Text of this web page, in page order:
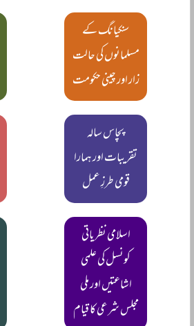
سنکیانگ کے
مسلمانوں کی حالت
زار اور چینی حکومت
پچاس سالہ
تقریبات اور ہمارا
قومی طرزِ عمل
اسلامی نظریاتی
کونسل کی علمی
اشاعتیں اور ملی
مجلس شرعی کا قیام